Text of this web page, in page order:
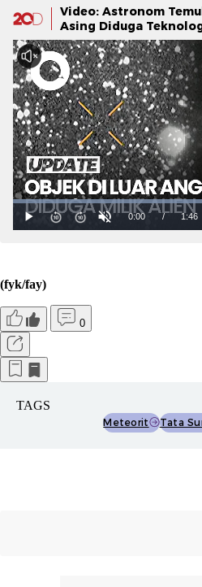
Video: Astronom
Asing Diduga
(fyk/fay)
0
TAGS
Meteorit Tata